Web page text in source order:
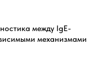
между IgE-
механизмами